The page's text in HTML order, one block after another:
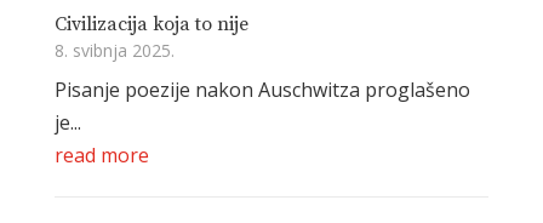
Civilizacija koja to nije
8. svibnja 2025.
Pisanje poezije nakon Auschwitza proglašeno
je...
read more